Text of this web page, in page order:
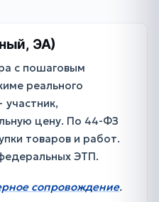
ЭА)
с пошаговым
реального
цену. По 44-ФЗ
товаров и работ.
ЭТП.
сопровождение.